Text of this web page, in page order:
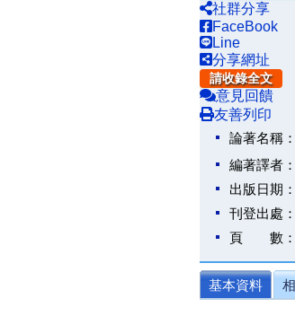
社群分享
FaceBook
Line
分享網址
請收錄全文
意見回饋
友善列印
論著名稱：
編著譯者：
出版日期：
刊登出處：
頁 數：
基本資料